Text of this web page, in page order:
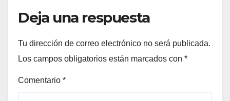
Deja una respuesta
Tu dirección de correo electrónico no será publicada.
Los campos obligatorios están marcados con *
Comentario *